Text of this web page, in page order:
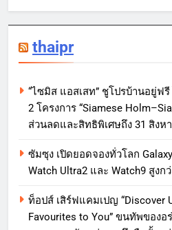
thaipr
“ไซมิส แอสเสท” ชูโปรบ้านอยู่ฟ
2 โครงการ “Siamese
ส่วนลดและสิทธิพิเศษถึง 31 สิงห
ซัมซุง เปิดยอดจองทั่วโลก
Watch Ultra2 และ Watch9 สูงก
ท็อปส์ เสิร์ฟแคมเปญ “Discover
Favourites to You” ขนทัพของ